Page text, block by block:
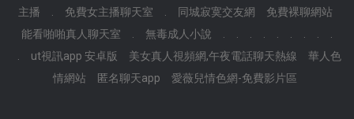
主播
免費女主播聊天室 同城寂寞交友網
免費裸聊網站
能看啪啪真人聊天室
無毒成人小說
ut視訊app 安卓版 美女真人視頻網,午夜電話聊天熱線
華人色
情網站
匿名聊天app 愛薇兒情色網-免費影片區